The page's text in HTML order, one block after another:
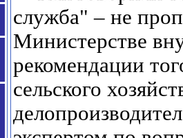
служба" – не
Министерстве
рекомендации
сельского